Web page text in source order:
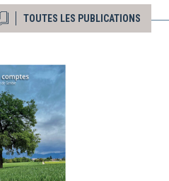
TOUTES LES PUBLICATIONS